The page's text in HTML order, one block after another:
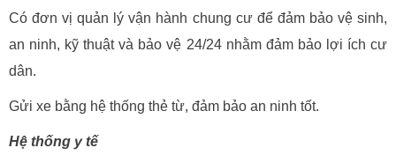
Có đơn vị quản lý vận hành chung cư để đảm bảo vệ sinh,
an ninh, kỹ thuật và bảo vệ 24/24 nhằm đảm bảo lợi ích cư
dân.
Gửi xe bằng hệ thống thẻ từ, đảm bảo an ninh tốt.
Hệ thống y tế